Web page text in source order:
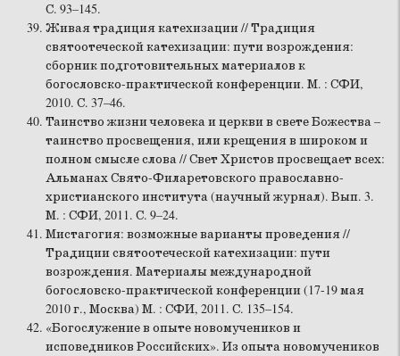
С. 93–145.
Живая традиция катехизации // Традиция
святоотеческой катехизации: пути возрождения:
сборник подготовительных материалов к
богословско-практической конференции. М. : СФИ,
2010. С. 37–46.
Таинство жизни человека и церкви в свете Божества –
таинство просвещения, или крещения в широком и
полном смысле слова // Свет Христов просвещает всех:
Альманах Свято-Филаретовского православно-
христианского института (научный журнал). Вып. 3.
М. : СФИ, 2011. С. 9–24.
Мистагогия: возможные варианты проведения //
Традиции святоотеческой катехизации: пути
возрождения. Материалы международной
богословско-практической конференции (17-19 мая
2010 г., Москва) М. : СФИ, 2011. С. 135–154.
«Богослужение в опыте новомучеников и
исповедников Российских». Из опыта новомучеников